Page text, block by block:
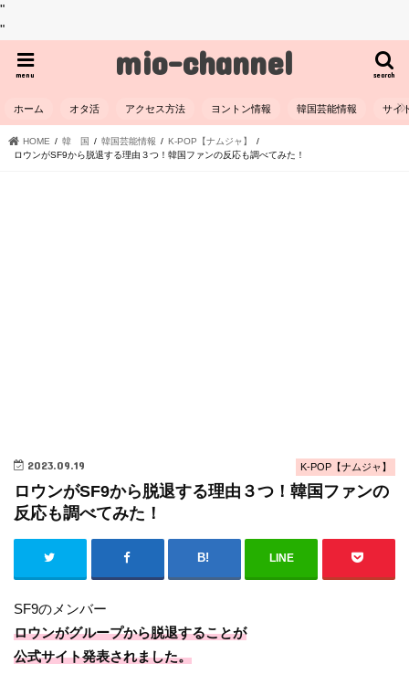
"
"
mio-channel search
menu
ホーム オタ活 アクセス方法 ヨントン情報 韓国芸能情報 サイ
HOME 韓 国 韓国芸能情報
K-POP【ナムジャ】
ロウンがSF9から脱退する理由３つ！韓国ファンの反応も調べてみた！
K-POP【ナムジャ】
2023.09.19
ロウンがSF9から脱退する理由３つ！韓国ファンの
反応も調べてみた！
LINE
SF9のメンバー
ロウンがグループから脱退することが
公式サイト発表されました。